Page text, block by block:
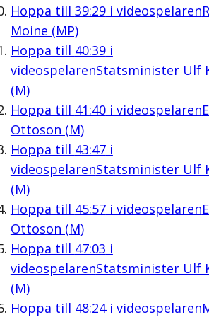
Hoppa till 39:29i videospelaren
Moine (MP)
Hoppa till 40:39i
videospelarenStatsminister Ulf
(M)
Hoppa till 41:40i videospelaren
Ottoson (M)
Hoppa till 43:47i
videospelarenStatsminister Ulf
(M)
Hoppa till 45:57i videospelaren
Ottoson (M)
Hoppa till 47:03 i
videospelarenStatsminister Ulf
(M)
Hoppa till 48:24i videospelaren